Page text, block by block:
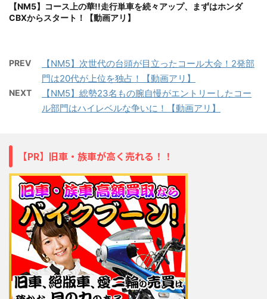
【NM5】コース上の華!!走行単車を続々アップ、まずはホンダ
CBXからスタート！【動画アリ】
PREV
【NM5】次世代の台頭が目立ったコール大会！2発部
門は20代が上位を独占！【動画アリ】
NEXT
【NM5】総勢23名もの腕自慢がエントリーしたコー
ル部門はハイレベルな争いに！【動画アリ】
【PR】旧車・族車が高く売れる！！